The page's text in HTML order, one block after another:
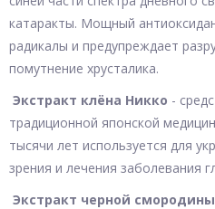
катаракты. Мощный
радикалы и предупреждает
помутнение хрусталика.
Экстракт клёна Никко -
традиционной японской
тысячи лет используется для
зрения и лечения заболевания
Экстракт черной смородины